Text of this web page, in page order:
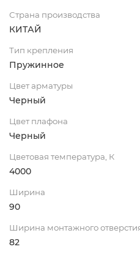
Страна производства
КИТАЙ
Тип крепления
Пружинное
Цвет арматуры
Черный
Цвет плафона
Черный
Цветовая температура, К
4000
Ширина
90
Ширина монтажного
82